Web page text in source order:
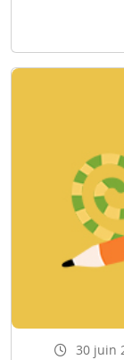
30 juin